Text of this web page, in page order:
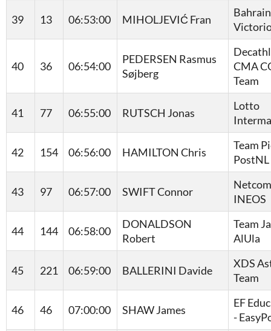
39 13 06:53:00 MIHOLJEVIĆ Fran
40 36 06:54:00
PEDERSEN Rasmus
Søjberg
CMA
Team
41 77 06:55:00 RUTSCH Jonas
Lotto
42 154 06:56:00 HAMILTON Chris
Team
PostNL
43 97 06:57:00 SWIFT Connor
INEOS
44 144 06:58:00
DONALDSON
Robert
Team
AlUla
45 221 06:59:00 BALLERINI Davide
XDS
Team
46 46 07:00:00 SHAW James
EF
-